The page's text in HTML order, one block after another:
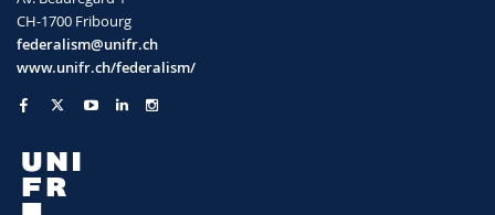
CH-1700 Fribourg
federalism@unifr.ch
www.unifr.ch/federalism/